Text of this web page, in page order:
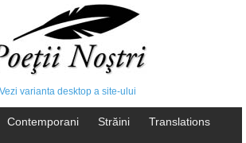
Vezi varianta desktop a site-ului
Contemporani Străini Translations